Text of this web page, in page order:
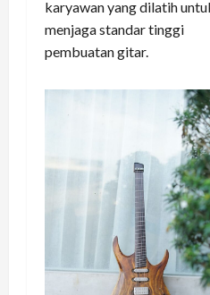
karyawan yang dilatih
menjaga standar tinggi
pembuatan gitar.